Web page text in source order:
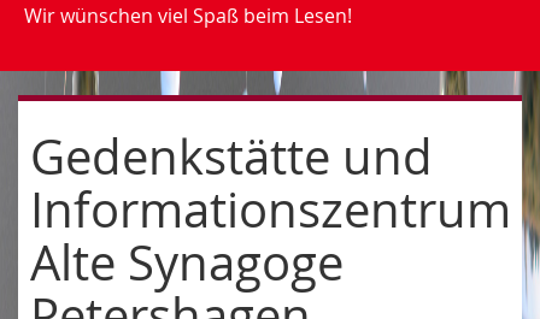
Wir wünschen viel Spaß beim Lesen!
Gedenkstätte und
Informationszentrum
Alte Synagoge